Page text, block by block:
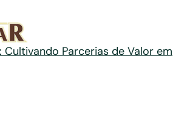
Cultivando Parcerias de Valor em